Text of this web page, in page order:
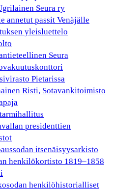
Seura ry
annetut passit Venäjälle
yleisluettelo
Seura
Pietarissa
Risti, Sotavankitoimisto
presidenttien
itsenäisyysarkisto
henkilökortisto 1819–1858
henkilöhistorialliset